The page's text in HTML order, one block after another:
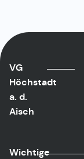
VG
Höchstadt
a. d.
Aisch
Wichtige